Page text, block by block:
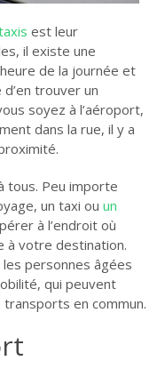
est leur
il existe une
de la journée et
trouver un
soyez à l’aéroport,
dans la rue, il y a
tous. Peu importe
un taxi ou un
à l’endroit où
à votre destination.
personnes âgées
qui peuvent
en commun.